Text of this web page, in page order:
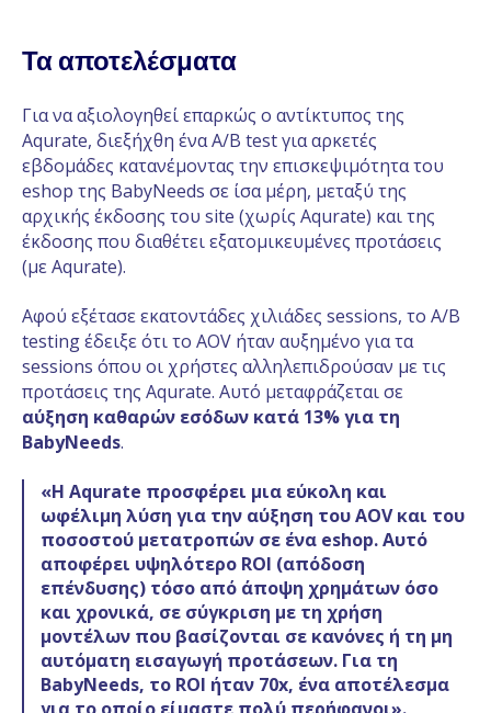
Τα αποτελέσματα
Για να αξιολογηθεί επαρκώς ο αντίκτυπος της
Aqurate, διεξήχθη ένα A/B test για αρκετές
εβδομάδες κατανέμοντας την επισκεψιμότητα του
eshop της BabyNeeds σε ίσα μέρη, μεταξύ της
αρχικής έκδοσης του site (χωρίς Aqurate) και της
έκδοσης που διαθέτει εξατομικευμένες προτάσεις
(με Aqurate).
Αφού εξέτασε εκατοντάδες χιλιάδες sessions, το A/B
testing έδειξε ότι το AOV ήταν αυξημένο για τα
sessions όπου οι χρήστες αλληλεπιδρούσαν με τις
προτάσεις της Aqurate. Αυτό μεταφράζεται σε
αύξηση καθαρών εσόδων κατά 13% για τη
BabyNeeds.
«Η Aqurate προσφέρει μια εύκολη και
ωφέλιμη λύση για την αύξηση του AOV και του
ποσοστού μετατροπών σε ένα eshop. Αυτό
αποφέρει υψηλότερο ROI (απόδοση
επένδυσης) τόσο από άποψη χρημάτων όσο
και χρονικά, σε σύγκριση με τη χρήση
μοντέλων που βασίζονται σε κανόνες ή τη μη
αυτόματη εισαγωγή προτάσεων. Για τη
BabyNeeds, το ROI ήταν 70x, ένα αποτέλεσμα